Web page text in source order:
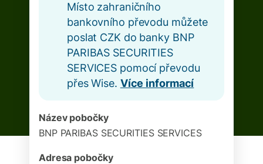
Místo zahraničního
bankovního převodu můžete
poslat CZK do banky BNP
PARIBAS SECURITIES
SERVICES pomocí převodu
přes Wise. Více informací
Název pobočky
BNP PARIBAS SECURITIES SERVICES
Adresa pobočky